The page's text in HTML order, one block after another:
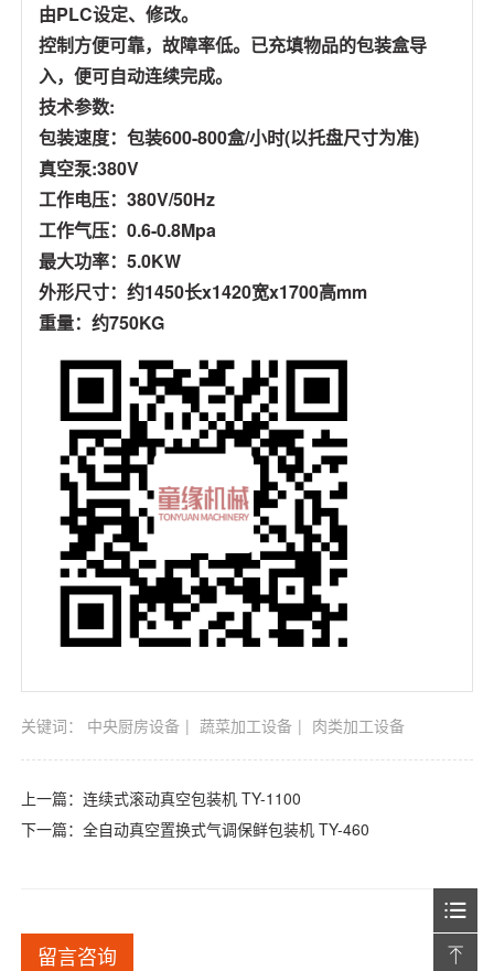
由PLC设定、修改。
控制方便可靠，故障率低。已充填物品的包装盒导
入，便可自动连续完成。
技术参数:
包装速度：包装600-800盒/小时(以托盘尺寸为准)
真空泵:380V
工作电压：380V/50Hz
工作气压：0.6-0.8Mpa
最大功率：5.0KW
外形尺寸：约1450长x1420宽x1700高mm
重量：约750KG
关键词： 中央厨房设备 蔬菜加工设备 肉类加工设备
上一篇：连续式滚动真空包装机 TY-1100
下一篇：全自动真空置换式气调保鲜包装机 TY-460
留言咨询